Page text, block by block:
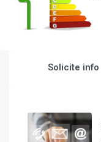
Solicite info